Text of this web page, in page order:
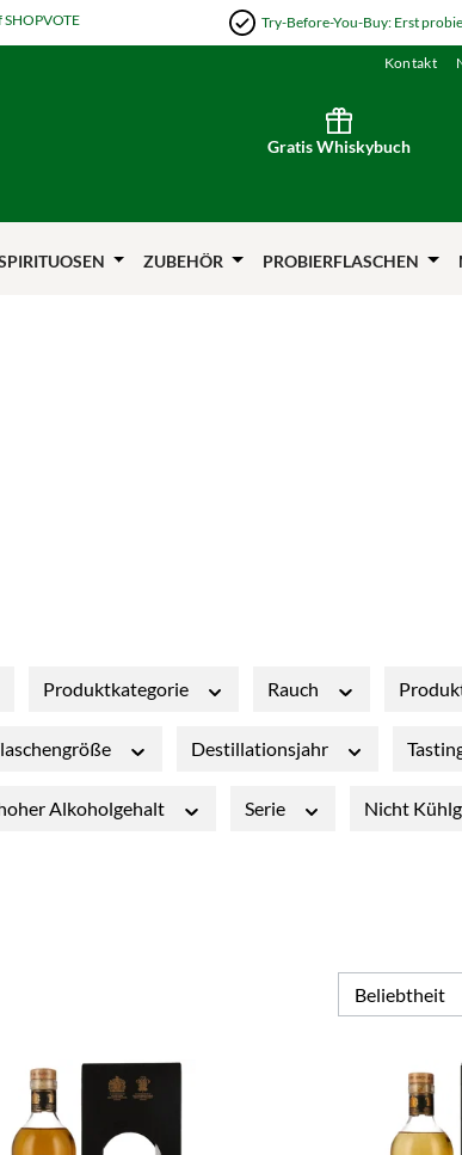
SHOPVOTE Try-Before-You-Buy: Erst
Kontakt
Gratis Whiskybuch
ZUBEHÖR PROBIERFLASCHEN
Produktkategorie Rauch
Destillationsjahr
Alkoholgehalt Serie Nicht